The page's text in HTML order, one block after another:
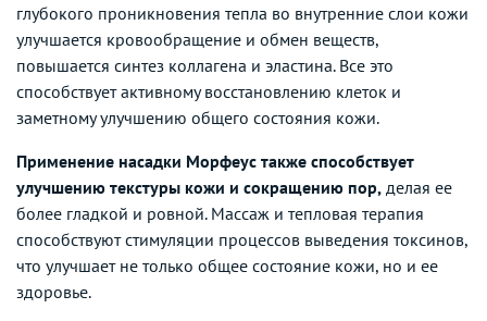
глубокого проникновения тепла во внутренние слои кожи
улучшается кровообращение и обмен веществ,
повышается синтез коллагена и эластина. Все это
способствует активному восстановлению клеток и
заметному улучшению общего состояния кожи.
Применение насадки Морфеус также способствует
улучшению текстуры кожи и сокращению пор, делая ее
более гладкой и ровной. Массаж и тепловая терапия
способствуют стимуляции процессов выведения токсинов,
что улучшает не только общее состояние кожи, но и ее
здоровье.